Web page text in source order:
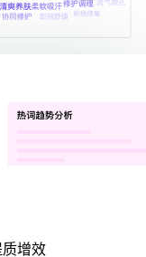
质增效